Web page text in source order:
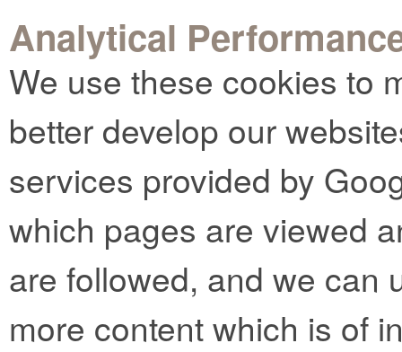
Analytical
We use these cookies to
better develop our
services provided by
which pages are viewed
are followed, and we can
more content which is of